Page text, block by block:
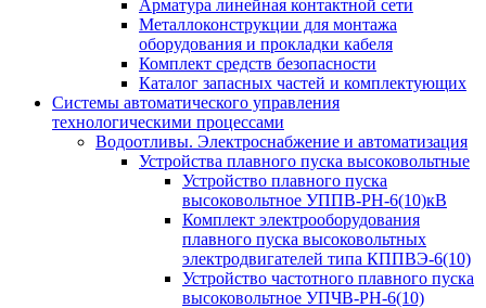
Арматура линейная контактной сети
Металлоконструкции для монтажа
оборудования и прокладки кабеля
Комплект средств безопасности
Каталог запасных частей и комплектующих
Системы автоматического управления
технологическими процессами
Водоотливы. Электроснабжение и автоматизация
Устройства плавного пуска высоковольтные
Устройство плавного пуска
высоковольтное УППВ-РН-6(10)кВ
Комплект электрооборудования
плавного пуска высоковольтных
электродвигателей типа КППВЭ-6(10)
Устройство частотного плавного пуска
высоковольтное УПЧВ-РН-6(10)